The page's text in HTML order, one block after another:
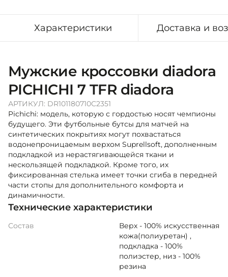
Характеристики Доставка и
Мужские кроссовки diadora
PICHICHI 7 TFR diadora
АРТИКУЛ: DR101180710C2351
Pichichi: модель, которую с гордостью носят чемпионы
будущего. Эти футбольные бутсы для матчей на
синтетических покрытиях могут похвастаться
водонепроницаемым верхом Suprellsoft, дополненным
подкладкой из нерастягивающейся ткани и
нескользящей подкладкой. Кроме того, их
фиксированная стелька имеет точки сгиба в передней
части стопы для дополнительного комфорта и
динамичности.
Технические характеристики
Состав
Верх - 100% искусственная
кожа(полиуретан) ,
подкладка - 100%
полиэстер, низ - 100%
резина